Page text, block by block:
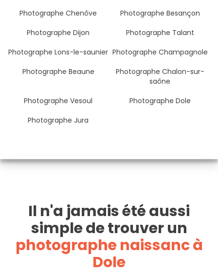
Photographe Chenôve
Photographe Besançon
Photographe Dijon
Photographe Talant
Photographe Lons-le-saunier Photographe Champagnole
Photographe Beaune
Photographe Chalon-sur-
saône
Photographe Vesoul
Photographe Dole
Photographe Jura
Il n'a jamais été aussi
simple de trouver un
photographe naissanc à
Dole